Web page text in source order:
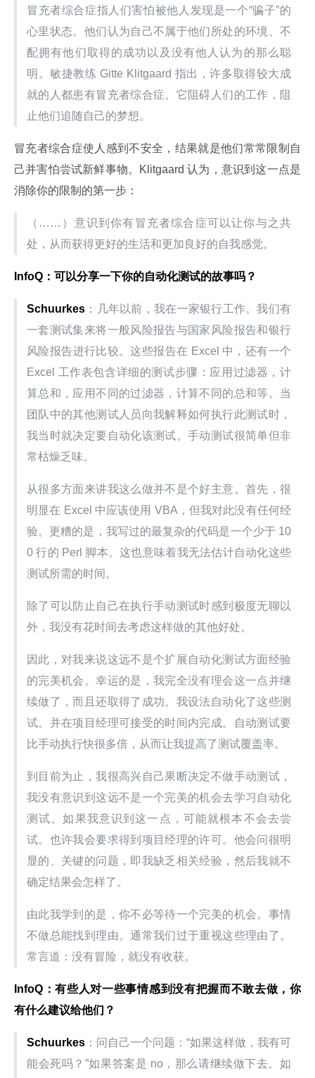
冒充者综合症指人们害怕被他人发现是一个“骗子”的
心里状态。他们认为自己不属于他们所处的环境、不
配拥有他们取得的成功以及没有他人认为的那么聪
明。敏捷教练 Gitte Klitgaard 指出，许多取得较大成
就的人都患有冒充者综合症。它阻碍人们的工作，阻
止他们追随自己的梦想。
冒充者综合症使人感到不安全，结果就是他们常常限制自
己并害怕尝试新鲜事物。Klitgaard 认为，意识到这一点是
消除你的限制的第一步：
（……）意识到你有冒充者综合症可以让你与之共
处，从而获得更好的生活和更加良好的自我感觉。
InfoQ：可以分享一下你的自动化测试的故事吗？
Schuurkes ：几年以前，我在一家银行工作。我们有
一套测试集来将一般风险报告与国家风险报告和银行
风险报告进行比较。这些报告在 Excel 中，还有一个
Excel 工作表包含详细的测试步骤：应用过滤器，计
算总和，应用不同的过滤器，计算不同的总和等。当
团队中的其他测试人员向我解释如何执行此测试时，
我当时就决定要自动化该测试。手动测试很简单但非
常枯燥乏味。
从很多方面来讲我这么做并不是个好主意。首先，很
明显在 Excel 中应该使用 VBA，但我对此没有任何经
验。更糟的是，我写过的最复杂的代码是一个少于 10
0 行的 Perl 脚本。这也意味着我无法估计自动化这些
测试所需的时间。
除了可以防止自己在执行手动测试时感到极度无聊以
外，我没有花时间去考虑这样做的其他好处。
因此，对我来说这远不是个扩展自动化测试方面经验
的完美机会。幸运的是，我完全没有理会这一点并继
续做了，而且还取得了成功。我设法自动化了这些测
试。并在项目经理可接受的时间内完成。自动测试要
比手动执行快很多倍，从而让我提高了测试覆盖率。
到目前为止，我很高兴自己果断决定不做手动测试，
我没有意识到这远不是一个完美的机会去学习自动化
测试。如果我意识到这一点，可能就根本不会去尝
试。也许我会要求得到项目经理的许可。他会问很明
显的、关键的问题，即我缺乏相关经验，然后我就不
确定结果会怎样了。
由此我学到的是，你不必等待一个完美的机会。事情
不做总能找到理由。通常我们过于重视这些理由了。
常言道：没有冒险，就没有收获。
InfoQ：有些人对一些事情感到没有把握而不敢去做，你
有什么建议给他们？
Schuurkes ：问自己一个问题：“如果这样做，我有可
能会死吗？”如果答案是 no，那么请继续做下去。如